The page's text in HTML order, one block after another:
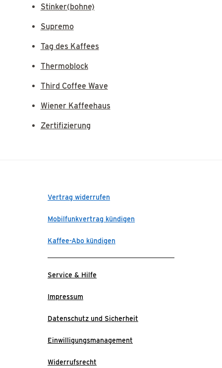
Stinker(bohne)
Supremo
Tag des Kaffees
Thermoblock
Third Coffee Wave
Wiener Kaffeehaus
Zertifizierung
Vertrag widerrufen
Mobilfunkvertrag kündigen
Kaffee-Abo kündigen
Service & Hilfe
Impressum
Datenschutz und Sicherheit
Einwilligungsmanagement
Widerrufsrecht